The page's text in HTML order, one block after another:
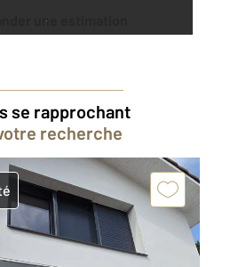
une estimation
se rapprochant
recherche